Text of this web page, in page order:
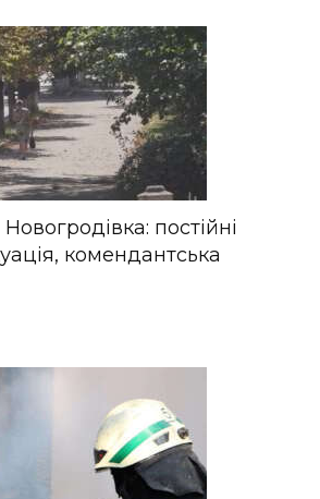
постійні
комендантська